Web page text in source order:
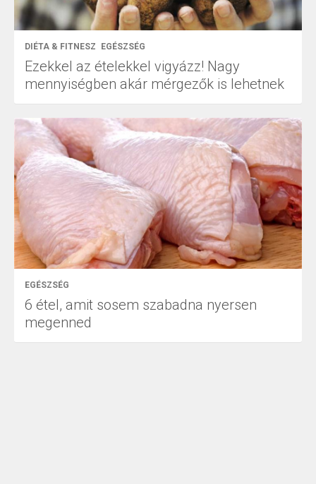
DIÉTA & FITNESZ EGÉSZSÉG
Ezekkel az ételekkel vigyázz! Nagy
mennyiségben akár mérgezők is lehetnek
EGÉSZSÉG
6 étel, amit sosem szabadna nyersen
megenned